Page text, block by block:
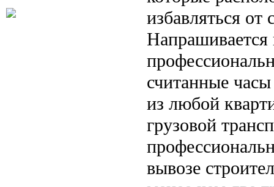
избавляться от
считанные
из любой
грузовой
вывозе